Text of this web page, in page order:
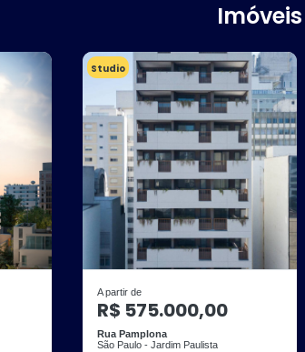
Studio
A partir de
R$ 575.000,00
Rua Pamplona
São Paulo - Jardim Paulista